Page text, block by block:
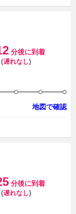
分後に到着
(遅れなし)
地図で確認
分後に到着
(遅れなし)